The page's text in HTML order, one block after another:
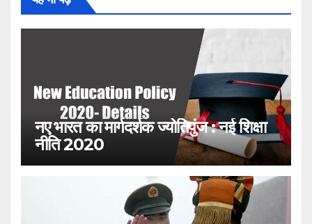
नए भारत का मार्गदर्शक ज्योतिपुंज : नई शिक्षा
नीति 2020